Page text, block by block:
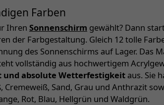
Farben
Ihren Sonnenschirm gewählt? Dann
der Farbgestaltung. Gleich 12 tolle
des Sonnenschirms auf Lager. Das
vollständig aus hochwertigem
und absolute Wetterfestigkeit aus. Sie
Cremeweiß, Sand, Grau und Anthrazit
Rot, Blau, Hellgrün und Waldgrün.